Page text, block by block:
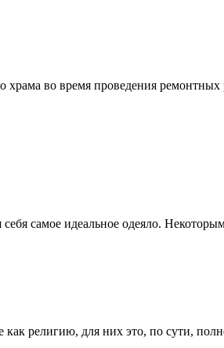
во время проведения ремонтных
самое идеальное одеяло.
религию, для них это, по сути,